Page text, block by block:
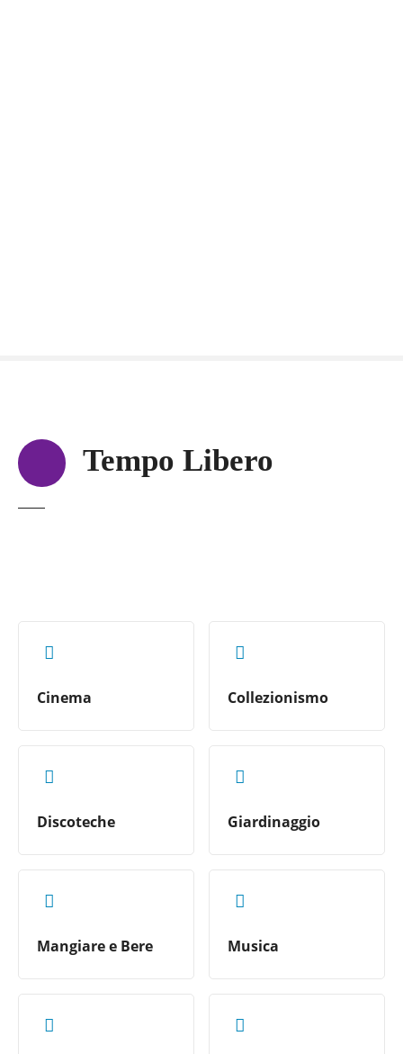
Tempo Libero
Cinema Collezionismo
Discoteche Giardinaggio
Mangiare e Bere Musica